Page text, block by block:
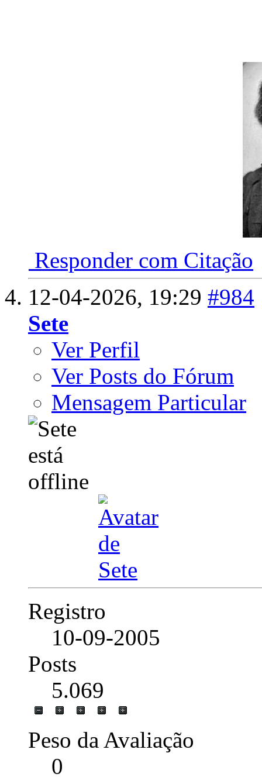
Responder com Citação
12-04-2026, 19:29 #984
Sete
Ver Perfil
Ver Posts do Fórum
Mensagem Particular
Registro
10-09-2005
Posts
5.069
Peso da Avaliação
0